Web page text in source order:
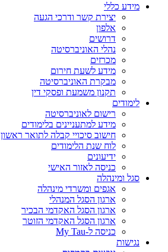
מידע כללי
יצירת קשר ודרכי הגעה
אלפון
דרושים
נהלי האוניברסיטה
מכרזים
מידע לשעת חירום
מבקרת האוניברסיטה
תקנון משמעת ופסקי דין
לימודים
רישום לאוניברסיטה
מידע למתעניינים בלימודים
חישוב סיכויי קבלה לתואר ראשון
לוח שנת הלימודים
ידיעונים
כניסה לאזור האישי
סגל ומינהלה
אגפים ומשרדי מינהלה
ארגון הסגל המנהלי
ארגון הסגל האקדמי הבכיר
ארגון הסגל האקדמי הזוטר
כניסה ל-My Tau
נגישות